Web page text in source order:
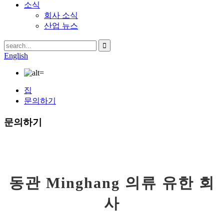
소식
회사 소식
산업 뉴스
English
집
문의하기
문의하기
동관 Minghang 의류 유한 회
사